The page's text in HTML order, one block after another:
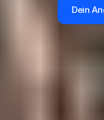
Dein